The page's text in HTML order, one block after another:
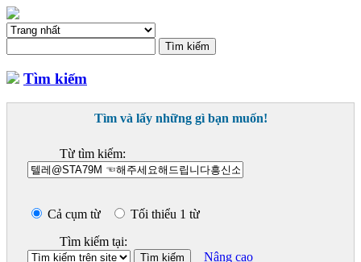
Tìm kiếm
Tìm và lấy những gì bạn muốn!
Từ tìm kiếm:
Cả cụm từ
Tối thiểu 1 từ
Tìm kiếm tại:
Nâng cao